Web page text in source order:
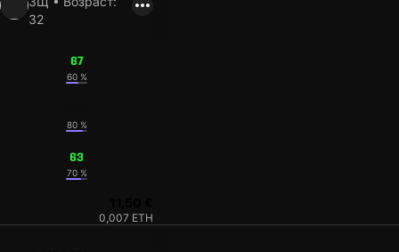
32
67
60 %
80 %
63
70 %
0,007 ETH